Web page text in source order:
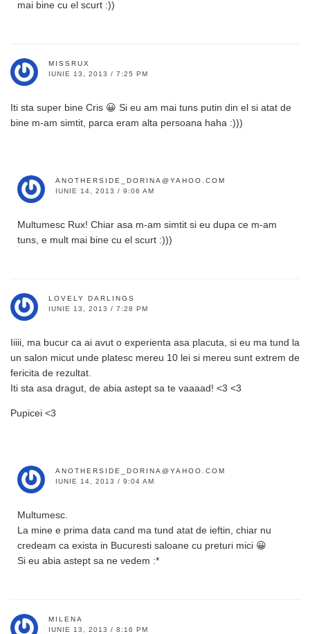
mai bine cu el scurt :))
MISSRUX
IUNIE 13, 2013 / 7:25 PM
Iti sta super bine Cris 😀 Si eu am mai tuns putin din el si atat de
bine m-am simtit, parca eram alta persoana haha :)))
ANOTHERSIDE_DORINA@YAHOO.COM
IUNIE 14, 2013 / 9:06 AM
Multumesc Rux! Chiar asa m-am simtit si eu dupa ce m-am
tuns, e mult mai bine cu el scurt :)))
LOVELY DARLINGS
IUNIE 13, 2013 / 7:28 PM
Iiiii, ma bucur ca ai avut o experienta asa placuta, si eu ma tund la
un salon micut unde platesc mereu 10 lei si mereu sunt extrem de
fericita de rezultat.
Iti sta asa dragut, de abia astept sa te vaaaad! <3 <3
Pupicei <3
ANOTHERSIDE_DORINA@YAHOO.COM
IUNIE 14, 2013 / 9:04 AM
Multumesc.
La mine e prima data cand ma tund atat de ieftin, chiar nu
credeam ca exista in Bucuresti saloane cu preturi mici 😀
Si eu abia astept sa ne vedem :*
MILENA
IUNIE 13, 2013 / 8:16 PM